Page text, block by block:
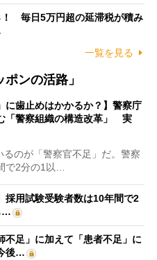
！ 毎日5万円超の延滞税が積み
一覧を見る
ンの活路」
に歯止めはかかるか？】警察庁
「警察組織の構造改革」 実
のが「警察官不足」だ。警察
で2分の1以…
採用試験受験者数は10年間で2
…
不足」に加えて「患者不足」に
後…